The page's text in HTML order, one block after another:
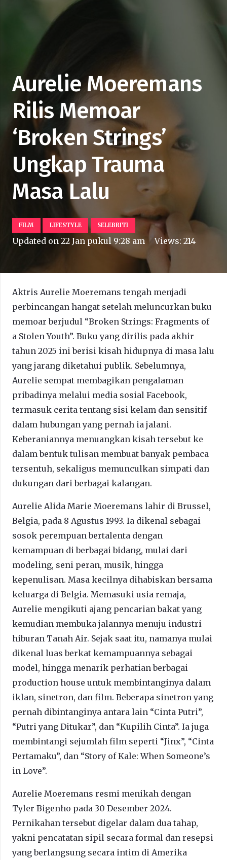
Aurelie Moeremans
Rilis Memoar
‘Broken Strings’
Ungkap Trauma
Masa Lalu
FILM LIFESTYLE SELEBRITI
Updated on 22 Jan pukul 9:28 am Views:214
Aktris Aurelie Moeremans tengah menjadi
perbincangan hangat setelah meluncurkan buku
memoar berjudul “Broken Strings: Fragments of
a Stolen Youth”. Buku yang dirilis pada akhir
tahun 2025 ini berisi kisah hidupnya di masa lalu
yang jarang diketahui publik. Sebelumnya,
Aurelie sempat membagikan pengalaman
pribadinya melalui media sosial Facebook,
termasuk cerita tentang sisi kelam dan sensitif
dalam hubungan yang pernah ia jalani.
Keberaniannya menuangkan kisah tersebut ke
dalam bentuk tulisan membuat banyak pembaca
tersentuh, sekaligus memunculkan simpati dan
dukungan dari berbagai kalangan.
Aurelie Alida Marie Moeremans lahir di Brussel,
Belgia, pada 8 Agustus 1993. Ia dikenal sebagai
sosok perempuan bertalenta dengan
kemampuan di berbagai bidang, mulai dari
modeling, seni peran, musik, hingga
kepenulisan. Masa kecilnya dihabiskan bersama
keluarga di Belgia. Memasuki usia remaja,
Aurelie mengikuti ajang pencarian bakat yang
kemudian membuka jalannya menuju industri
hiburan Tanah Air. Sejak saat itu, namanya mulai
dikenal luas berkat kemampuannya sebagai
model, hingga menarik perhatian berbagai
production house untuk membintanginya dalam
iklan, sinetron, dan film. Beberapa sinetron yang
pernah dibintanginya antara lain “Cinta Putri”,
“Putri yang Ditukar”, dan “Kupilih Cinta”. Ia juga
membintangi sejumlah film seperti “Jinx”, “Cinta
Pertamaku”, dan “Story of Kale: When Someone’s
in Love”.
Aurelie Moeremans resmi menikah dengan
Tyler Bigenho pada 30 Desember 2024.
Pernikahan tersebut digelar dalam dua tahap,
yakni pencatatan sipil secara formal dan resepsi
yang berlangsung secara intim di Amerika